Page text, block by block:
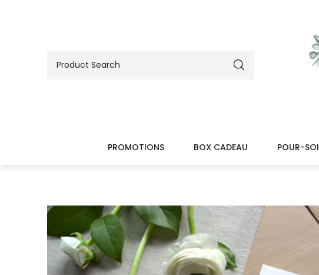
PROMOTIONS BOX CADEAU POUR-SOI